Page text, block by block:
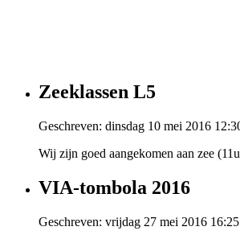
Zeeklassen L5
Geschreven: dinsdag 10 mei 2016
Wij zijn goed aangekomen aan zee
VIA-tombola 2016
Geschreven: vrijdag 27 mei 2016 16:25